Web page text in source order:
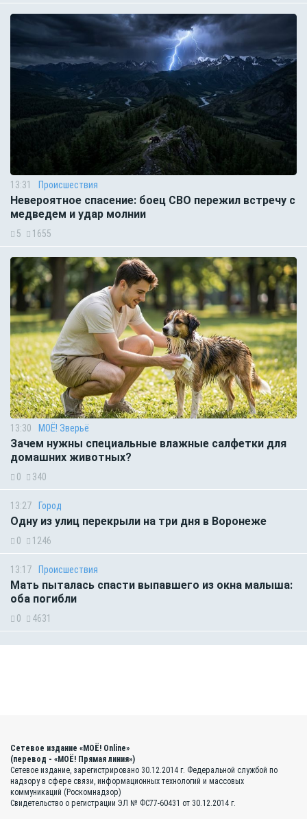
13:31 Происшествия
Невероятное спасение: боец СВО пережил встречу с
медведем и удар молнии
5 1655
13:30 МОЁ! Зверьё
Зачем нужны специальные влажные салфетки для
домашних животных?
0 340
13:27 Город
Одну из улиц перекрыли на три дня в Воронеже
0 1246
13:17 Происшествия
Мать пыталась спасти выпавшего из окна малыша:
оба погибли
0 4631
Сетевое издание «МОЁ! Online»
(перевод - «МОЁ! Прямая линия»)
Сетевое издание, зарегистрировано 30.12.2014 г. Федеральной службой по
надзору в сфере связи, информационных технологий и массовых
коммуникаций (Роскомнадзор)
Свидетельство о регистрации ЭЛ № ФС77-60431 от 30.12.2014 г.